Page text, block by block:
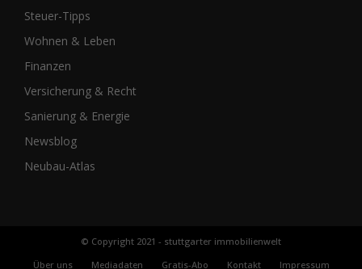
Steuer-Tipps
Wohnen & Leben
Finanzen
Versicherung & Recht
Sanierung & Energie
Newsblog
Neubau-Atlas
© Copyright 2021 - stuttgarter immobilienwelt
Über uns
Mediadaten Gratis-Abo Kontakt Impressum